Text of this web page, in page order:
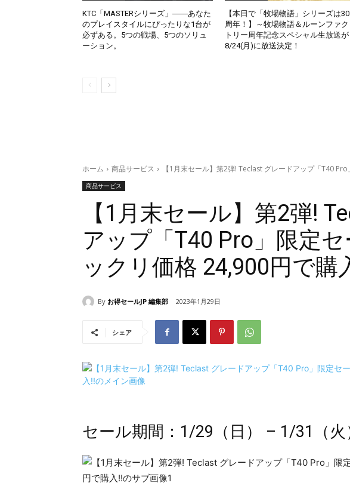
KTC「MASTERシリーズ」――あなた
のプレイスタイルにぴったりな1台が
必ずある。5つの戦場、5つのソリュ
ーション。
【本日で「牧場物語」シリーズは30
周年！】～牧場物語＆ルーンファク
トリー周年記念スペシャル生放送が
8/24(月)に放送決定！